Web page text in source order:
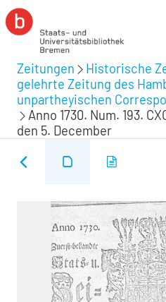
Zeitungen Historische
gelehrte Zeitung des
unpartheyischen
Anno 1730. Num. 193.
den 5. December